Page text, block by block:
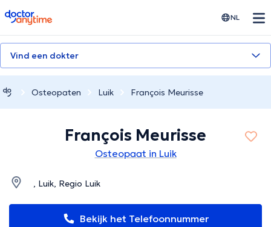
doctoranytime NL
Vind een dokter
Osteopaten Luik François Meurisse
François Meurisse
Osteopaat in Luik
, Luik, Regio Luik
Bekijk het Telefoonnummer